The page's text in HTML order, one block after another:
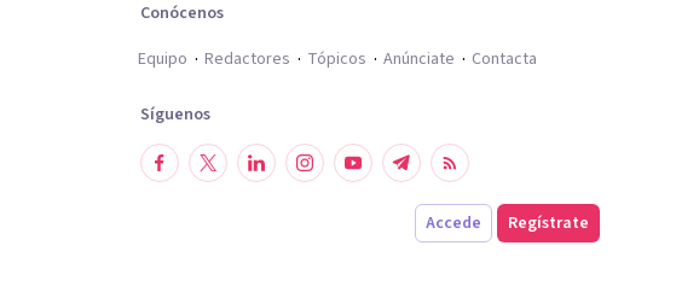
Conócenos
Equipo
Redactores Tópicos Anúnciate Contacta
Síguenos
Accede Regístrate